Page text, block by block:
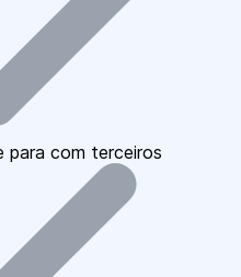
para com terceiros